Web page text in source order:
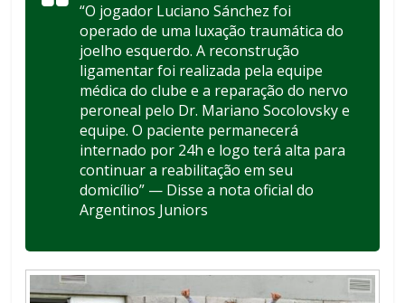
“O jogador Luciano Sánchez foi
operado de uma luxação traumática do
joelho esquerdo. A reconstrução
ligamentar foi realizada pela equipe
médica do clube e a reparação do nervo
peroneal pelo Dr. Mariano Socolovsky e
equipe. O paciente permanecerá
internado por 24h e logo terá alta para
continuar a reabilitação em seu
domicílio” — Disse a nota oficial do
Argentinos Juniors